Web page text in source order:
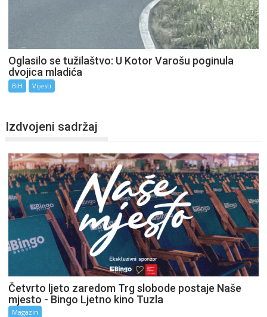
Oglasilo se tužilaštvo: U Kotor Varošu poginula
dvojica mladića
BiH Vijesti
Izdvojeni sadržaj
Četvrto ljeto zaredom Trg slobode postaje Naše
mjesto - Bingo Ljetno kino Tuzla
Magazin